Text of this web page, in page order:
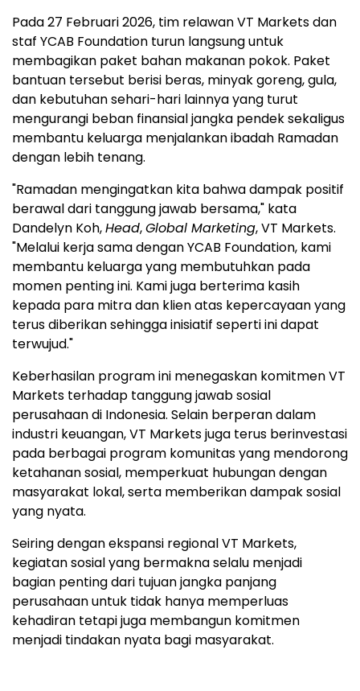
Pada 27 Februari 2026, tim relawan VT Markets dan
staf YCAB Foundation turun langsung untuk
membagikan paket bahan makanan pokok. Paket
bantuan tersebut berisi beras, minyak goreng, gula,
dan kebutuhan sehari-hari lainnya yang turut
mengurangi beban finansial jangka pendek sekaligus
membantu keluarga menjalankan ibadah Ramadan
dengan lebih tenang.
"Ramadan mengingatkan kita bahwa dampak positif
berawal dari tanggung jawab bersama," kata
Dandelyn Koh,Head,Global Marketing, VT Markets.
"Melalui kerja sama dengan YCAB Foundation, kami
membantu keluarga yang membutuhkan pada
momen penting ini. Kami juga berterima kasih
kepada para mitra dan klien atas kepercayaan yang
terus diberikan sehingga inisiatif seperti ini dapat
terwujud."
Keberhasilan program ini menegaskan komitmen VT
Markets terhadap tanggung jawab sosial
perusahaan di Indonesia. Selain berperan dalam
industri keuangan, VT Markets juga terus berinvestasi
pada berbagai program komunitas yang mendorong
ketahanan sosial, memperkuat hubungan dengan
masyarakat lokal, serta memberikan dampak sosial
yang nyata.
Seiring dengan ekspansi regional VT Markets,
kegiatan sosial yang bermakna selalu menjadi
bagian penting dari tujuan jangka panjang
perusahaan untuk tidak hanya memperluas
kehadiran tetapi juga membangun komitmen
menjadi tindakan nyata bagi masyarakat.